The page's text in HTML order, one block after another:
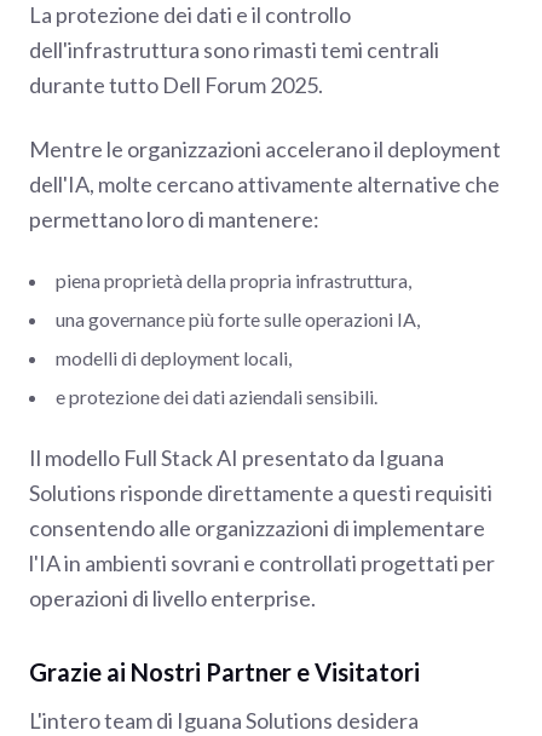
La protezione dei dati e il controllo
dell'infrastruttura sono rimasti temi centrali
durante tutto Dell Forum 2025.
Mentre le organizzazioni accelerano il deployment
dell'IA, molte cercano attivamente alternative che
permettano loro di mantenere:
piena proprietà della propria infrastruttura,
una governance più forte sulle operazioni IA,
modelli di deployment locali,
e protezione dei dati aziendali sensibili.
Il modello Full Stack AI presentato da Iguana
Solutions risponde direttamente a questi requisiti
consentendo alle organizzazioni di implementare
l'IA in ambienti sovrani e controllati progettati per
operazioni di livello enterprise.
Grazie ai Nostri Partner e Visitatori
L'intero team di Iguana Solutions desidera